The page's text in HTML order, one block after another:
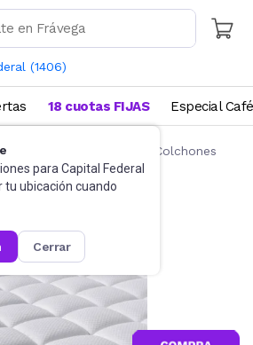
(1406)
para Capital Federal
tu ubicación cuando
cerrar
18 cuotas FIJAS Especial Café
y Protectores para Colchones